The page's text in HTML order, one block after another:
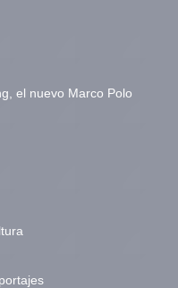
el nuevo Marco Polo